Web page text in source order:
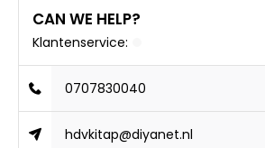
CAN WE HELP?
Klantenservice:
0707830040
hdvkitap@diyanet.nl